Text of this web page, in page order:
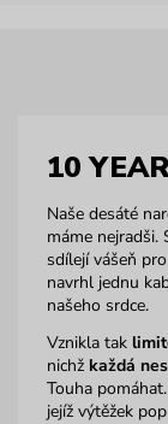
10
Naše desáté
máme nejradši.
sdílejí vášeň
navrhl jednu
našeho srdce.
Vznikla tak
nichž každá
Touha
jejíž výtěžek